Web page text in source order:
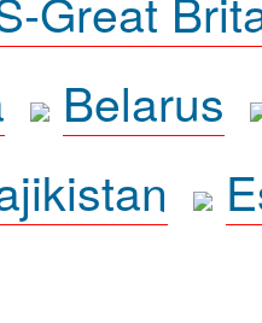
Belarus